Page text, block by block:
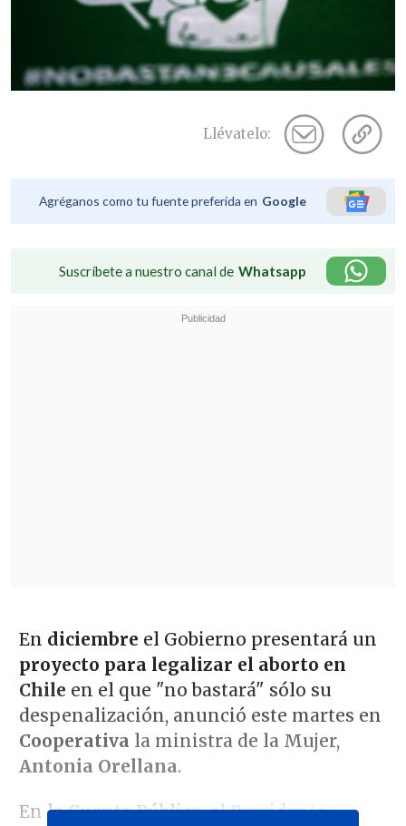
Llévatelo:
Agréganos como tu fuente preferida en Google
Suscríbete a nuestro canal de Whatsapp
En diciembre el Gobierno presentará un
proyecto para legalizar el aborto en
Chile en el que "no bastará" sólo su
despenalización, anunció este martes en
Cooperativa la ministra de la Mujer,
Antonia Orellana.
En la Cuenta Pública,el Presidente